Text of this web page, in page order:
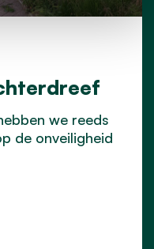
we reeds
de onveiligheid